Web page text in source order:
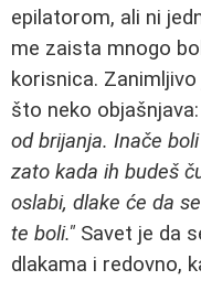
epilatorom, ali ni
me zaista mnogo
korisnica.
što neko objašnjava:
od brijanja. Inače
zato kada ih budeš
oslabi, dlake će da
te boli." Savet je da
dlakama i redovno,